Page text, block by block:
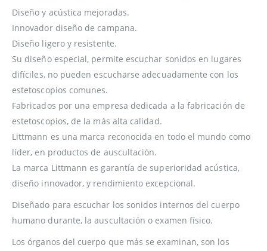
Diseño y acústica mejoradas.
Innovador diseño de campana.
Diseño ligero y resistente.
Su diseño especial, permite escuchar sonidos en lugares
difíciles, no pueden escucharse adecuadamente con los
estetoscopios comunes.
Fabricados por una empresa dedicada a la fabricación de
estetoscopios, de la más alta calidad.
Littmann es una marca reconocida en todo el mundo como
líder, en productos de auscultación.
La marca Littmann es garantía de superioridad acústica,
diseño innovador, y rendimiento excepcional.
Diseñado para escuchar los sonidos internos del cuerpo
humano durante, la auscultación o examen físico.
Los órganos del cuerpo que más se examinan, son los